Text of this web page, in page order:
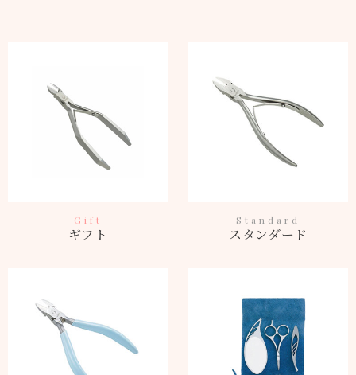
Gift
ギフト
Standard
スタンダード